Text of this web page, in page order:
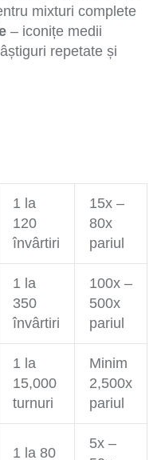
mixturi complete
– iconițe medii
repetate și
1 la
120
învârtiri
15x –
80x
pariul
1 la
350
învârtiri
100x –
500x
pariul
1 la
15,000
turnuri
Minim
2,500x
pariul
1 la 80
5x –